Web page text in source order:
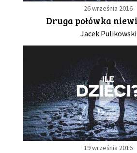
NEWSLETTER
DLA MEDIÓW
KONTAKT
26 września 2016
Druga połówka
Jacek Pulikowski
19 września 2016